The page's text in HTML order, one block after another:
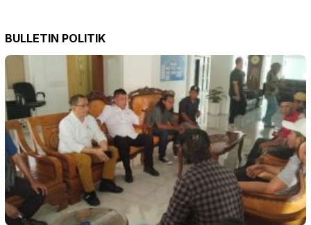
BULLETIN POLITIK